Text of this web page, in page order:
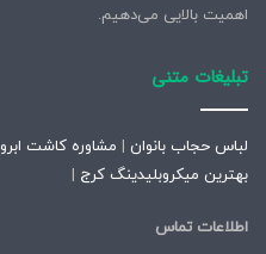
اهمیت بالایی می‌دهیم.
تبلیغات متنی
لباس حجاب بانوان | مشاوره کاشت ابرو
بهترین میکروبلیدینگ کرج |
اطلاعات تماس